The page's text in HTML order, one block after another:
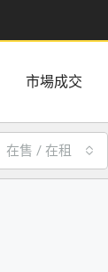
市場成交
在售 / 在租